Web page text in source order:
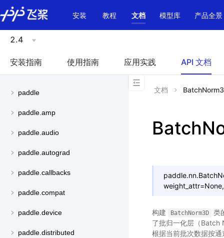
\u200E
安装
教程 文档 模型库 产品全景
2.4
安装指南 使用指南 应用实践 API 文档
paddle
paddle.amp
paddle.audio
paddle.autograd
paddle.callbacks
paddle.compat
paddle.device
paddle.distributed
文档
weight_attr=None,
构建 BatchNorm3D
类
了批归一化层（Batch
根据当前批次数据按